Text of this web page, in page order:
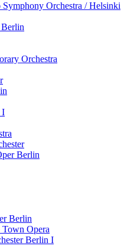
Orchestra / Helsinki
Berlin
Orchestra
I
Berlin
Berlin
Town Opera
Berlin I